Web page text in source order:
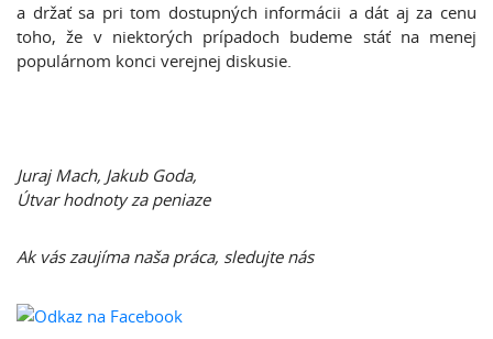
a držať sa pri tom dostupných informácii a dát aj za cenu
toho, že v niektorých prípadoch budeme stáť na menej
populárnom konci verejnej diskusie.
Juraj Mach, Jakub Goda,
Útvar hodnoty za peniaze
Ak vás zaujíma naša práca, sledujte nás